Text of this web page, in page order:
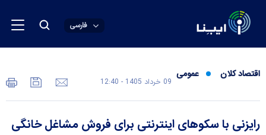
فارسی
اقتصاد کلان عمومی
09 خرداد 1405 - 12:40
رایزنی با سکوهای اینترنتی برای فروش مشاغل خانگی